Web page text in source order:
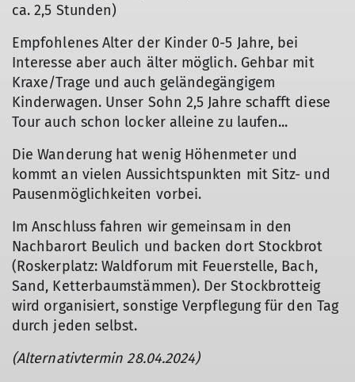
ca. 2,5 Stunden)
Empfohlenes Alter der Kinder 0-5 Jahre, bei
Interesse aber auch älter möglich. Gehbar mit
Kraxe/Trage und auch geländegängigem
Kinderwagen. Unser Sohn 2,5 Jahre schafft diese
Tour auch schon locker alleine zu laufen...
Die Wanderung hat wenig Höhenmeter und
kommt an vielen Aussichtspunkten mit Sitz- und
Pausenmöglichkeiten vorbei.
Im Anschluss fahren wir gemeinsam in den
Nachbarort Beulich und backen dort Stockbrot
(Roskerplatz: Waldforum mit Feuerstelle, Bach,
Sand, Ketterbaumstämmen). Der Stockbrotteig
wird organisiert, sonstige Verpflegung für den Tag
durch jeden selbst.
(Alternativtermin 28.04.2024)